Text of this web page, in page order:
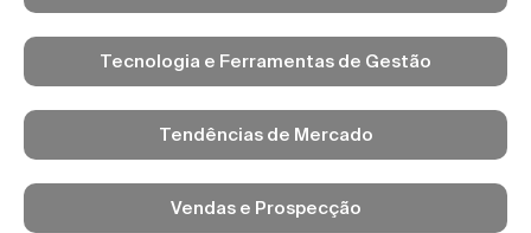
Tecnologia e Ferramentas de Gestão
Tendências de Mercado
Vendas e Prospecção